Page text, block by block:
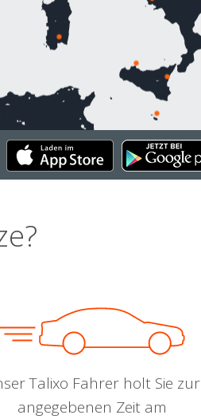
Talixo Fahrer holt Sie zur
angegebenen Zeit am